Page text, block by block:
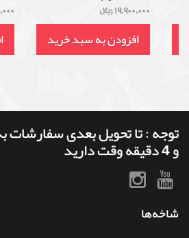
19,900,000 ریال
افزودن به سبد خرید
و 4 دقیقه وقت دارید
شاخه‌ها